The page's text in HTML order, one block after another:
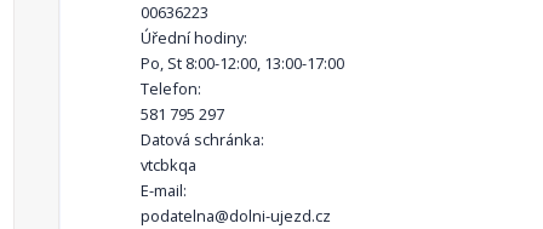
00636223
Úřední hodiny:
Po, St 8:00-12:00, 13:00-17:00
Telefon:
581 795 297
Datová schránka:
vtcbkqa
E-mail:
podatelna@dolni-ujezd.cz